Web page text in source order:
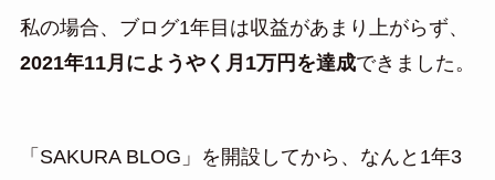
私の場合、ブログ1年目は収益があまり上がらず、
2021年11月にようやく月1万円を達成できました。
「SAKURA BLOG」を開設してから、なんと1年3